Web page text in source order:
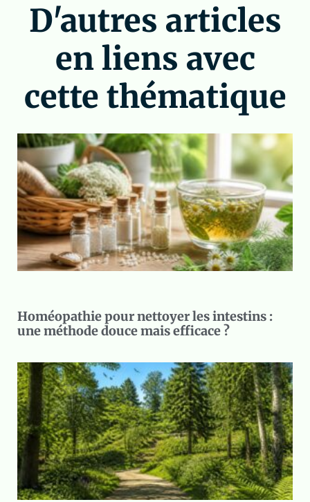
D'autres articles
en liens avec
cette thématique
Homéopathie pour nettoyer les intestins :
une méthode douce mais efficace ?